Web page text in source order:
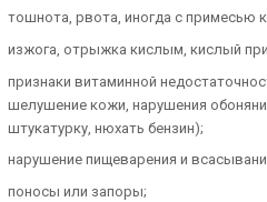
тошнота, рвота, иногда с примесью
изжога, отрыжка кислым, кислый
признаки витаминной
шелушение кожи, нарушения
штукатурку, нюхать бензин);
нарушение пищеварения и
поносы или запоры;